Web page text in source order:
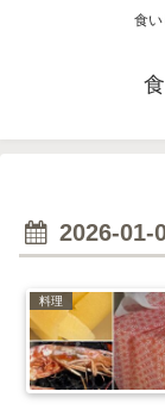
食
2026-01-
料理